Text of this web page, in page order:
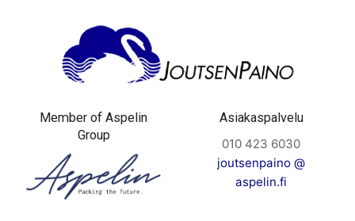
Member of Aspelin
Group
Asiakaspalvelu
010 423 6030
joutsenpaino @
aspelin.fi